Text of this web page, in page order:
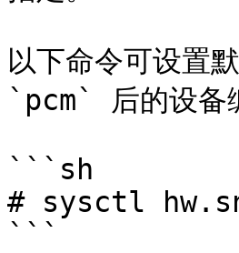
以下命令可设置
`pcm` 后的设备
```sh
# sysctl
```